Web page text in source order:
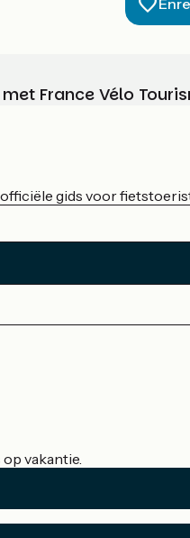
France Vélo
gids voor
vakantie.